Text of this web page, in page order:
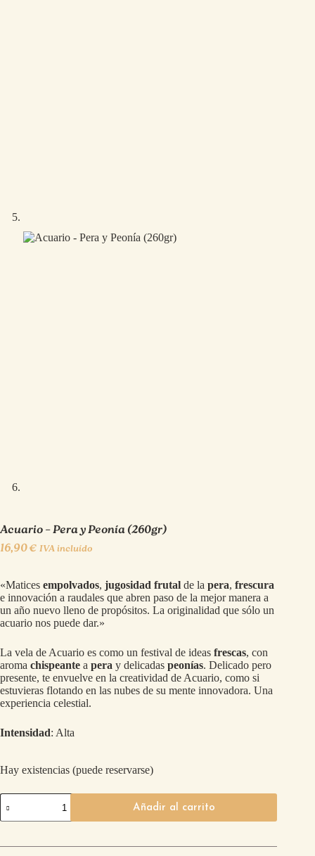
Acuario – Pera y Peonía (260gr)
16,90€ IVA incluído
«Matices empolvados, jugosidad frutal de la pera, frescura
e innovación a raudales que abren paso de la mejor manera a
un año nuevo lleno de propósitos. La originalidad que sólo un
acuario nos puede dar.»
La vela de Acuario es como un festival de ideas frescas, con
aroma chispeante a pera y delicadas peonías. Delicado pero
presente, te envuelve en la creatividad de Acuario, como si
estuvieras flotando en las nubes de su mente innovadora. Una
experiencia celestial.
Intensidad: Alta
Hay existencias (puede reservarse)
Añadir al carrito